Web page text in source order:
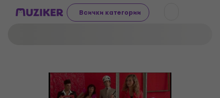
Всички категории